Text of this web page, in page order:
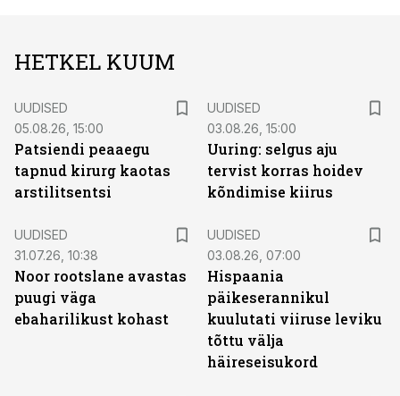
HETKEL KUUM
UUDISED
05.08.26, 15:00
Patsiendi peaaegu
tapnud kirurg kaotas
arstilitsentsi
UUDISED
03.08.26, 15:00
Uuring: selgus aju
tervist korras hoidev
kõndimise kiirus
UUDISED
31.07.26, 10:38
Noor rootslane avastas
puugi väga
ebaharilikust kohast
UUDISED
03.08.26, 07:00
Hispaania
päikeserannikul
kuulutati viiruse leviku
tõttu välja
häireseisukord